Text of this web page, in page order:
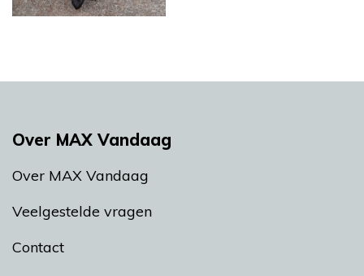
Over MAX Vandaag
Over MAX Vandaag
Veelgestelde vragen
Contact